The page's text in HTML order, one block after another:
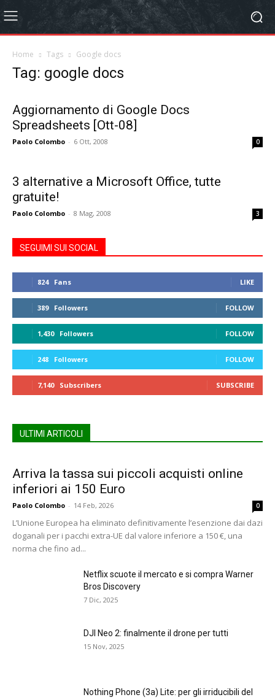
Home Tags Google docs
Tag: google docs
Aggiornamento di Google Docs
Spreadsheets [Ott-08]
Paolo Colombo - 6 Ott, 2008 0
3 alternative a Microsoft Office, tutte
gratuite!
Paolo Colombo - 8 Mag, 2008 3
SEGUIMI SUI SOCIAL
824 Fans LIKE
389 Followers FOLLOW
1,430 Followers FOLLOW
248 Followers FOLLOW
7,140 Subscribers SUBSCRIBE
ULTIMI ARTICOLI
Arriva la tassa sui piccoli acquisti online
inferiori ai 150 Euro
Paolo Colombo - 14 Feb, 2026 0
L’Unione Europea ha eliminato definitivamente l’esenzione dai dazi
doganali per i pacchi extra-UE dal valore inferiore a 150 €, una
norma che fino ad...
Netflix scuote il mercato e si compra Warner
Bros Discovery
7 Dic, 2025
DJI Neo 2: finalmente il drone per tutti
15 Nov, 2025
Nothing Phone (3a) Lite: per gli irriducibili del